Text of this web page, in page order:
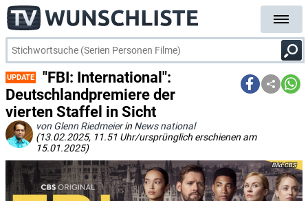
UPDATE
"FBI: International":
Deutschlandpremiere der
vierten Staffel in Sicht
von Glenn Riedmeierin News national
(13.02.2025, 11.51 Uhr/ursprünglich erschienen am
15.01.2025)
CBS